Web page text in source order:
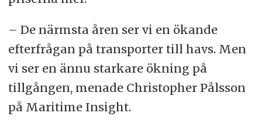
– De närmsta åren ser vi en ökande
efterfrågan på transporter till havs. Men
vi ser en ännu starkare ökning på
tillgången, menade Christopher Pålsson
på Maritime Insight.